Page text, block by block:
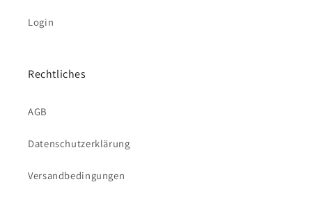
Login
Rechtliches
AGB
Datenschutzerklärung
Versandbedingungen